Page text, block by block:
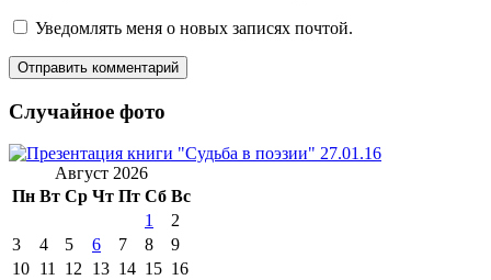
Уведомлять меня о новых записях почтой.
Случайное фото
Август 2026
Пн Вт Ср Чт Пт Сб Вс
1
2
3
4 5 6 7 8
9
10 11 12 13 14 15 16